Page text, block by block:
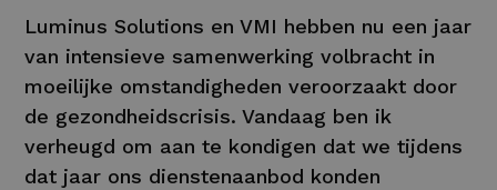
Luminus Solutions en VMI hebben nu een jaar
van intensieve samenwerking volbracht in
moeilijke omstandigheden veroorzaakt door
de gezondheidscrisis. Vandaag ben ik
verheugd om aan te kondigen dat we tijdens
dat jaar ons dienstenaanbod konden